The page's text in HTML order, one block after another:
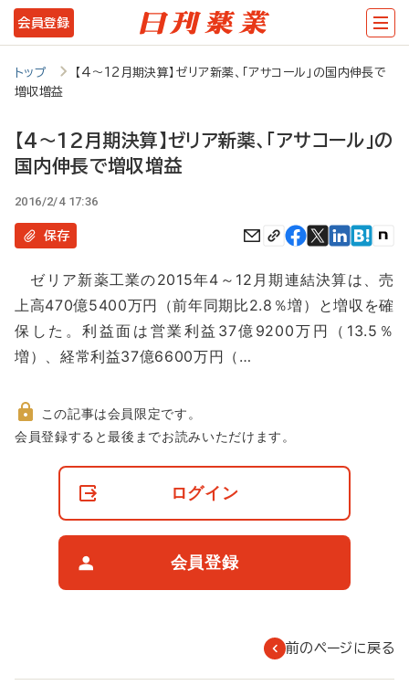
メ
イ
テ
ツ
に
動
会員登録
トップ
【4～12月期決算】ゼリア新薬、「アサコール」の国内伸長で
増収増益
【4～12月期決算】ゼリア新薬、「アサコール」の
国内伸長で増収増益
2016/2/4 17:36
保存
ゼリア新薬工業の2015年4～12月期連結決算は、売
上高470億5400万円（前年同期比2.8％増）と増収を確
保した。利益面は営業利益37億9200万円（13.5％
増）、経常利益37億6600万円（…
非
この記事は会員限定です。
会員登録すると最後までお読みいただけます。
ログイン
会員登録
前のページに戻る